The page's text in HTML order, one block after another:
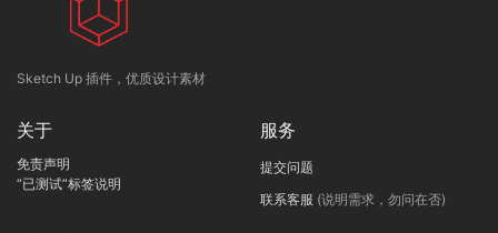
Sketch Up 插件，优质设计素材
关于
免责声明
“已测试”标签说明
服务
提交问题
联系客服 (说明需求，勿问在否)